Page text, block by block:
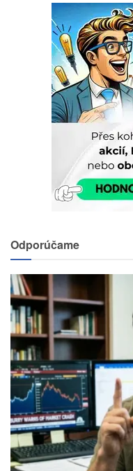
Odporúčame